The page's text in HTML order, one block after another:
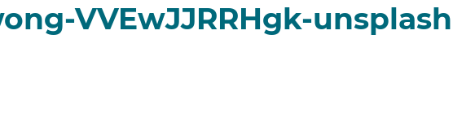
VVEwJJRRHgk-unsplash